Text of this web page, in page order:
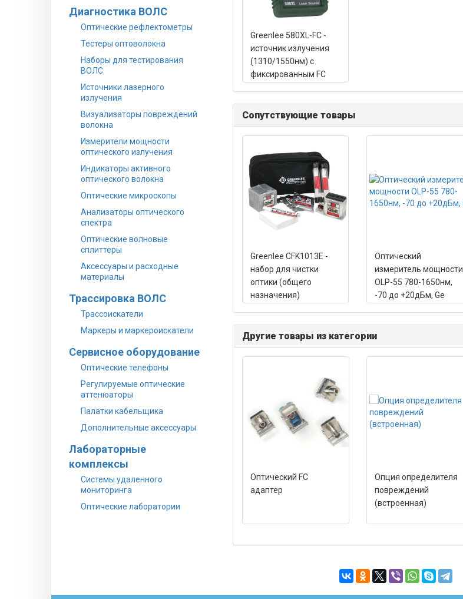
Диагностика ВОЛС
Оптические рефлектометры
Тестеры оптоволокна
Наборы для тестирования
ВОЛС
Источники лазерного
излучения
Визуализаторы повреждений
волокна
Измерители мощности
оптического излучения
Индикаторы активного
оптического волокна
Оптические микроскопы
Анализаторы оптического
спектра
Оптические волновые
сплиттеры
Аксессуары и расходные
материалы
Трассировка ВОЛС
Трассоискатели
Маркеры и маркероискатели
Сервисное оборудование
Оптические телефоны
Регулируемые оптические
аттенюаторы
Палатки кабельщика
Дополнительные аксессуары
Лабораторные
комплексы
Системы удаленного
мониторинга
Оптические лаборатории
Greenlee 580XL-FC -
источник излучения
(1310/1550нм) c
фиксированным FC
Сопутствующие товары
Greenlee CFK1013E -
набор для чистки
оптики (общего
назначения)
Оптический
измеритель мощности
OLP-55 780-1650нм,
-70 до +20дБм, Ge
Другие товары из категории
Оптический FC
адаптер
Опция определителя
повреждений
(встроенная)